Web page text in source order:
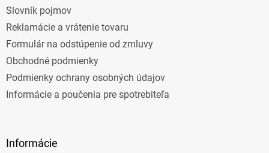
Slovník pojmov
Reklamácie a vrátenie tovaru
Formulár na odstúpenie od zmluvy
Obchodné podmienky
Podmienky ochrany osobných údajov
Informácie a poučenia pre spotrebiteľa
Informácie